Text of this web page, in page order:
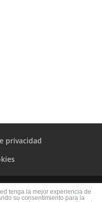
privacidad
2020 |
tenga la mejor experiencia de
su consentimiento para la